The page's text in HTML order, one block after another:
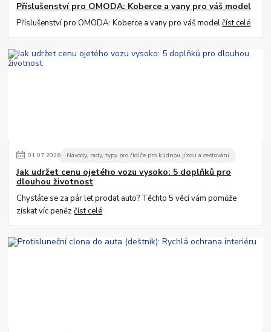
Příslušenství pro OMODA: Koberce a vany pro váš model
Příslušenství pro OMODA: Koberce a vany pro váš modelčíst celé
01.07.2026 Návody, rady, typy pro řidiče pro klidnou jízdu a cestování
Jak udržet cenu ojetého vozu vysoko: 5 doplňků pro
dlouhou životnost
Chystáte se za pár let prodat auto? Těchto 5 věcí vám pomůže
získat víc penězčíst celé